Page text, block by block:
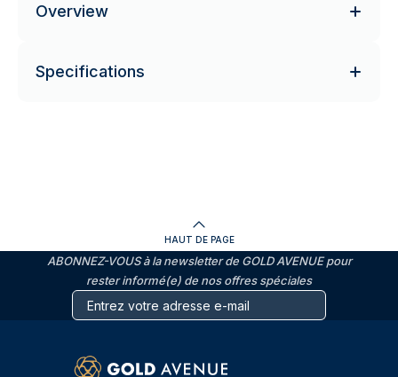
Overview
Specifications
HAUT DE PAGE
ABONNEZ-VOUS à la newsletter de GOLD AVENUE pour
rester informé(e) de nos offres spéciales